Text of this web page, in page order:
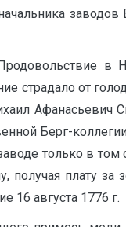
в
страдало от
Афанасьевич
Берг-
только в том
плату за
16 августа 1776 г.